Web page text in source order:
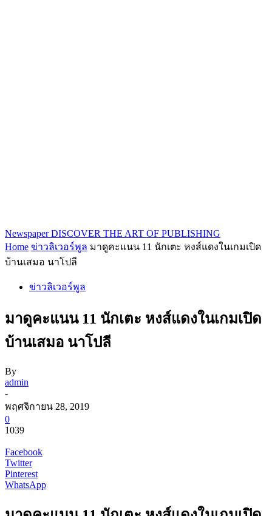
Newspaper DISCOVER THE ART OF PUBLISHING
Home ข่าวลิเวอร์พูล มาดูคะแนน 11 นักเตะ หงส์แดงในเกมเปิด
บ้านเสมอ นาโปลี
ข่าวลิเวอร์พูล
มาดูคะแนน 11 นักเตะ หงส์แดงในเกมเปิด
บ้านเสมอ นาโปลี
By
admin
-
พฤศจิกายน 28, 2019
0
1039
Facebook
Twitter
Pinterest
WhatsApp